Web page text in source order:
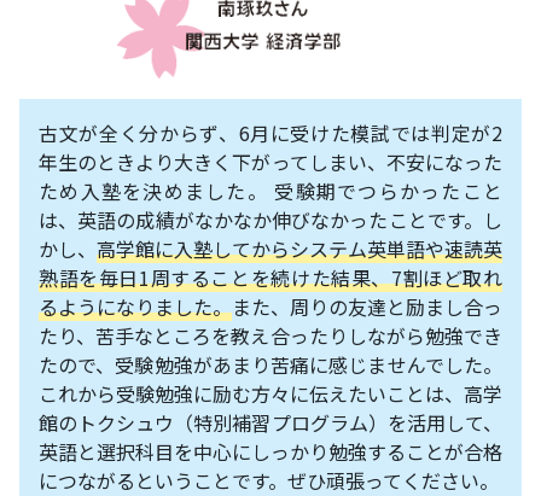
古文が全く分からず、6月に受けた模試では判定が2
年生のときより大きく下がってしまい、不安になった
ため入塾を決めました。 受験期でつらかったこと
は、英語の成績がなかなか伸びなかったことです。し
かし、 高学館に入塾してからシステム英単語や速読英
熟語を毎日1周することを続けた結果、7割ほど取れ
るようになりました。また、周りの友達と励まし合っ
たり、苦手なところを教え合ったりしながら勉強でき
たので、受験勉強があまり苦痛に感じませんでした。
これから受験勉強に励む方々に伝えたいことは、高学
館のトクシュウ（特別補習プログラム）を活用して、
英語と選択科目を中心にしっかり勉強することが合格
につながるということです。ぜひ頑張ってください。